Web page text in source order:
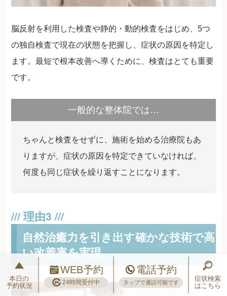
脳反射を利用した検査や静的・動的検査をはじめ、5つ
の独自検査で現在の状態を把握し、症状の原因を特定し
ます。最短で根本改善へ導くために、検査はとても重要
です。
一般的な整体院では…
ちゃんと検査をせずに、施術を始める治療院もあ
りますが、症状の原因を特定できていなければ、
何度も同じ症状を繰り返すことになります。
自然治癒力を引き出す確かな技術で高
い改善率を実現
本日の
予約状況
WEB予約
24時間受付中
電話予約
タップで通話可能です
症状検索
はこちら